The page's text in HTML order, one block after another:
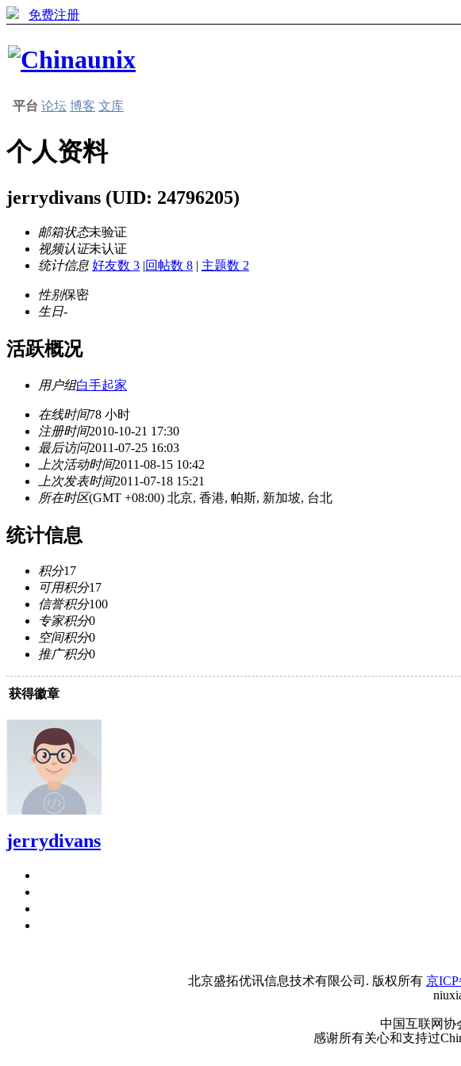
免费注册
平台 论坛 博客 文库
个人资料
jerrydivans (UID: 24796205)
邮箱状态未验证
视频认证未认证
统计信息 好友数 3 |回帖数 8 | 主题数 2
性别保密
生日-
活跃概况
用户组白手起家
在线时间78 小时
注册时间2010-10-21 17:30
最后访问2011-07-25 16:03
上次活动时间2011-08-15 10:42
上次发表时间2011-07-18 15:21
所在时区(GMT +08:00) 北京, 香港, 帕斯, 新加坡, 台北
统计信息
积分17
可用积分17
信誉积分100
专家积分0
空间积分0
推广积分0
获得徽章
jerrydivans
北京盛拓优讯信息技术有限公司. 版权所有 京ICP
中国互联网协
感谢所有关心和支持过